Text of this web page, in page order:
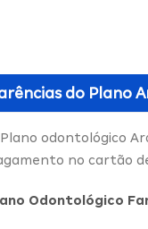
do Plano
odontológico
no cartão
Odontológico